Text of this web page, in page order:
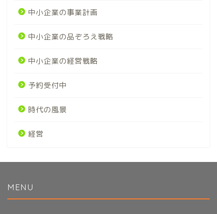
中小企業の事業計画
中小企業の品ぞろえ戦略
中小企業の経営戦略
予約受付中
時代の風景
経営
MENU